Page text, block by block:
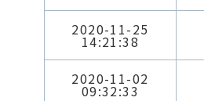
2020-11-25
14:21:38
2020-11-02
09:32:33